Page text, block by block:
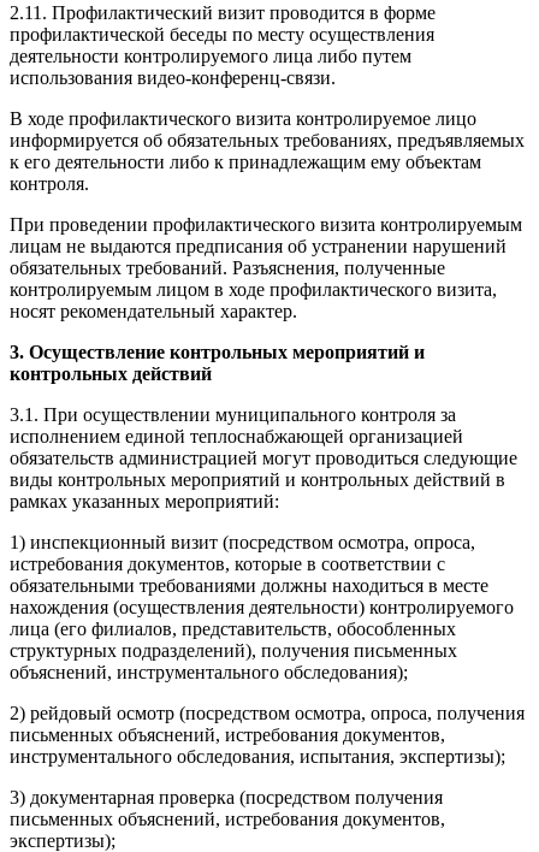
2.11. Профилактический визит проводится в форме
профилактической беседы по месту осуществления
деятельности контролируемого лица либо путем
использования видео-конференц-связи.
В ходе профилактического визита контролируемое лицо
информируется об обязательных требованиях, предъявляемых
к его деятельности либо к принадлежащим ему объектам
контроля.
При проведении профилактического визита контролируемым
лицам не выдаются предписания об устранении нарушений
обязательных требований. Разъяснения, полученные
контролируемым лицом в ходе профилактического визита,
носят рекомендательный характер.
3. Осуществление контрольных мероприятий и
контрольных действий
3.1. При осуществлении муниципального контроля за
исполнением единой теплоснабжающей организацией
обязательств администрацией могут проводиться следующие
виды контрольных мероприятий и контрольных действий в
рамках указанных мероприятий:
1) инспекционный визит (посредством осмотра, опроса,
истребования документов, которые в соответствии с
обязательными требованиями должны находиться в месте
нахождения (осуществления деятельности) контролируемого
лица (его филиалов, представительств, обособленных
структурных подразделений), получения письменных
объяснений, инструментального обследования);
2) рейдовый осмотр (посредством осмотра, опроса, получения
письменных объяснений, истребования документов,
инструментального обследования, испытания, экспертизы);
3) документарная проверка (посредством получения
письменных объяснений, истребования документов,
экспертизы);